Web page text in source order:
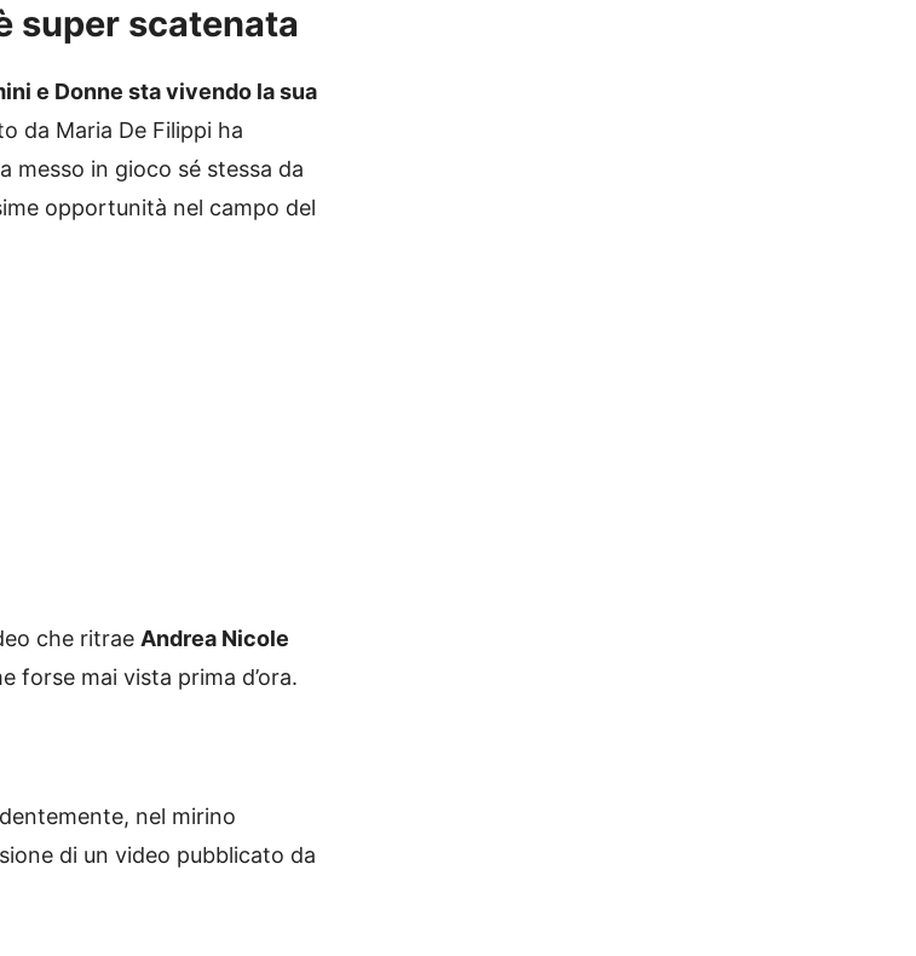
super scatenata
e Donne sta vivendo la sua
da Maria De Filippi ha
messo in gioco sé stessa da
opportunità nel campo del
che ritrae Andrea Nicole
forse mai vista prima d’ora.
nel mirino
di un video pubblicato da